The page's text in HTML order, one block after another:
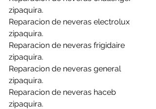
zipaquira.
Reparacion de neveras electrolux
zipaquira.
Reparacion de neveras frigidaire
zipaquira.
Reparacion de neveras general
zipaquira.
Reparacion de neveras haceb
zipaquira.